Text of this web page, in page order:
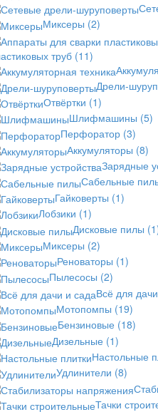
Миксеры (2)
труб (11)
Дрели-
Отвёртки (1)
Шлифмашины (5)
Перфоратор (3)
Аккумуляторы (8)
Зарядные
Сабельные
Гайковерты (1)
Лобзики (1)
Дисковые пилы
Миксеры (2)
Реноваторы (1)
Пылесосы (2)
Всё для
Мотопомпы (19)
Бензиновые (18)
Дизельные (1)
Настольные
Удлинители (8)
Тачки